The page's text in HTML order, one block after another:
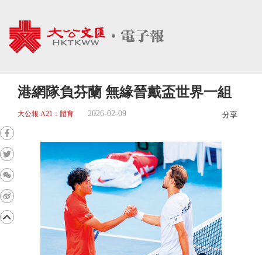
港網隊負芬蘭 無緣晉戴盃世界一組
大公報 A21：體育 2026-02-09 分享